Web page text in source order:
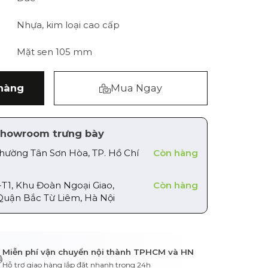
Nhựa, kim loại cao cấp
Mặt sen 105 mm
Mua Ngay
trưng bày
Tân Sơn Hòa, TP. Hồ Chí Còn hàng
Khu Đoàn Ngoại Giao,
Bắc Từ Liêm, Hà Nội
Còn hàng
Miễn phí vận chuyển nội thành TPHCM và HN
Hỗ trợ giao hàng lắp đặt nhanh trong 24h